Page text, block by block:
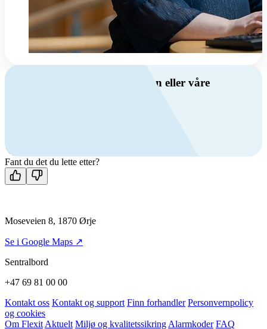
Har du spørsmål om ventilasjon eller våre
Kontakt oss
Fant du det du lette etter?
Moseveien 8, 1870 Ørje
Se i Google Maps ↗
Sentralbord
+47 69 81 00 00
Kontakt oss Kontakt og support Finn forhandler Personvernpolicy
og cookies
Om Flexit Aktuelt Miljø og kvalitetssikring Alarmkoder FAQ